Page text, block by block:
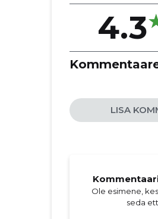
4.3
LISA
Ole esimene,
seda